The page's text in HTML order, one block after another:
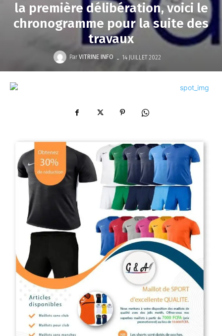
la première délibération, voici le
chronogramme pour la suite des
travaux
Par VITRINE INFO - 14 JUILLET 2022